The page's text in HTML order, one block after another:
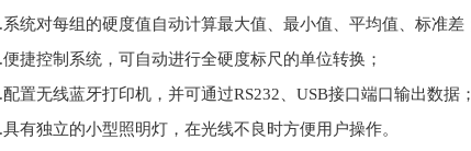
系统对每组的硬度值自动计算最大值、最小值、平均值、标准差
便捷控制系统，可自动进行全硬度标尺的单位转换；
配置无线蓝牙打印机，并可通过RS232、USB接口端口输出数据；
具有独立的小型照明灯，在光线不良时方便用户操作。